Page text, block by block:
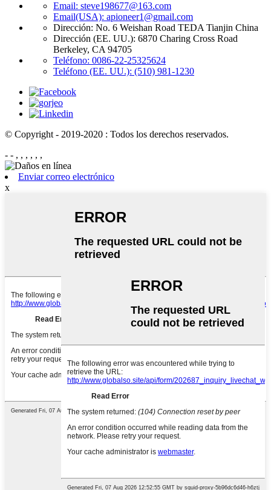
Email: steve198677@163.com
Email(USA): apioneer1@gmail.com
Dirección: No. 6 Weishan Road TEDA Tianjin China
Dirección (EE. UU.): 6870 Charing Cross Road
Berkeley, CA 94705
Teléfono: 0086-22-25325624
Teléfono (EE. UU.): (510) 981-1230
© Copyright - 2019-2020 : Todos los derechos reservados.
- - , , , , , ,
Enviar correo electrónico
x